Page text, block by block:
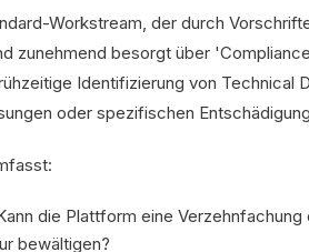
Workstream, der durch
zunehmend besorgt über
Identifizierung von Technical
oder spezifischen
die Plattform eine
bewältigen?